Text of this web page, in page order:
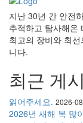
지난 30년 간 안전
추적하고 탐사해온
최고의 장비와 최
니다.
최근 게
읽어주세요. 2026-
2026년 새해 복 많